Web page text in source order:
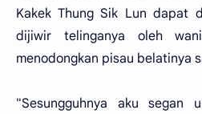
Kakek Thung Sik Lun dapat
dijiwir telinganya oleh
menodongkan pisau belatinya
"Sesungguhnya aku segan